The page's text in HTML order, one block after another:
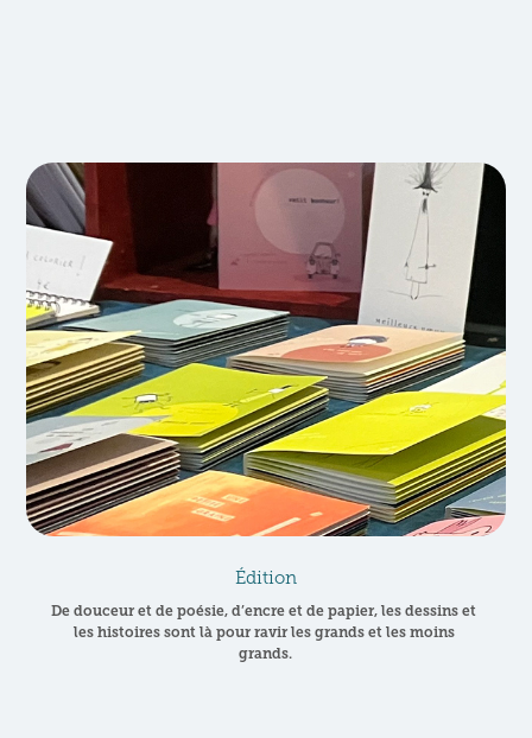
Édition
De douceur et de poésie, d’encre et de papier, les dessins et
les histoires sont là pour ravir les grands et les moins
grands.